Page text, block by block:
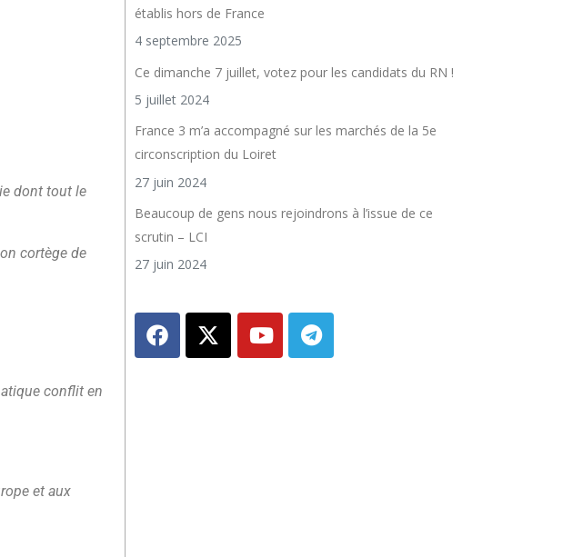
dont tout le
cortège de
conflit en
et aux
établis hors de France
4 septembre 2025
Ce dimanche 7 juillet, votez pour les candidats du RN !
5 juillet 2024
France 3 m’a accompagné sur les marchés de la 5e
circonscription du Loiret
27 juin 2024
Beaucoup de gens nous rejoindrons à l’issue de ce
scrutin – LCI
27 juin 2024